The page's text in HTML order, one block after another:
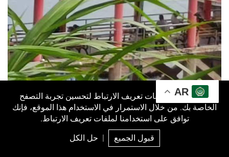
نحن نستخدم ملفات تعريف الارتباط لتحسين تجربة التصفح
الخاصة بك. من خلال الاستمرار في الاستخدام هذا الموقع، فإنك
توافق على استخدامنا لملفات تعريف الارتباط.
قبول الجميع
| حل الكل
AR